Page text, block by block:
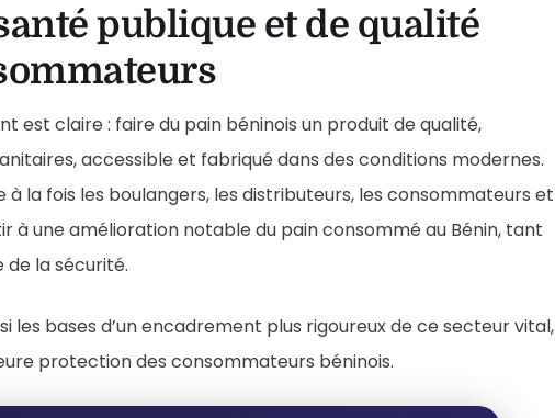
publique et de qualité
est claire : faire du pain béninois un produit de qualité,
accessible et fabriqué dans des conditions modernes.
la fois les boulangers, les distributeurs, les consommateurs et
à une amélioration notable du pain consommé au Bénin, tant
de la sécurité.
les bases d’un encadrement plus rigoureux de ce secteur vital,
protection des consommateurs béninois.